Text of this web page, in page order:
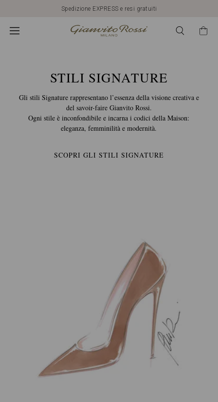
Scopri i Nuovi Arrivi
CALZATURE
ROSSI:
MODELLI
STILI
STILI SIGNATURE
Gli stili Signature rappresentano l’essenza della visione creativa e
del savoir-faire Gianvito Rossi.
Ogni stile è inconfondibile e incarna i codici della Maison:
eleganza, femminilità e modernità.
SCOPRI GLI STILI SIGNATURE